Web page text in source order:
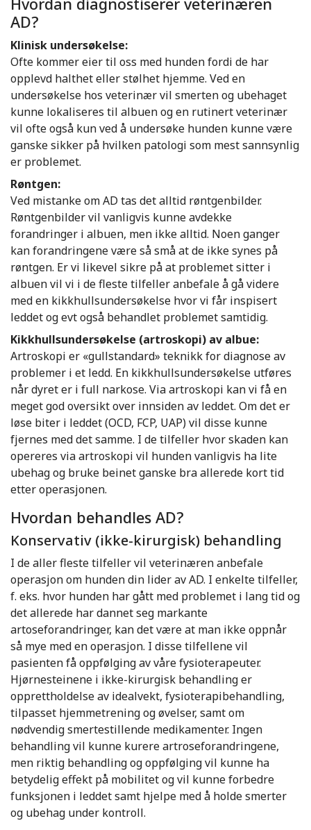
AD?
Klinisk undersøkelse:
Ofte kommer eier til oss med hunden fordi de har
opplevd halthet eller stølhet hjemme. Ved en
undersøkelse hos veterinær vil smerten og ubehaget
kunne lokaliseres til albuen og en rutinert veterinær
vil ofte også kun ved å undersøke hunden kunne være
ganske sikker på hvilken patologi som mest sannsynlig
er problemet.
Røntgen:
Ved mistanke om AD tas det alltid røntgenbilder.
Røntgenbilder vil vanligvis kunne avdekke
forandringer i albuen, men ikke alltid. Noen ganger
kan forandringene være så små at de ikke synes på
røntgen. Er vi likevel sikre på at problemet sitter i
albuen vil vi i de fleste tilfeller anbefale å gå videre
med en kikkhullsundersøkelse hvor vi får inspisert
leddet og evt også behandlet problemet samtidig.
Kikkhullsundersøkelse (artroskopi) av albue:
Artroskopi er «gullstandard» teknikk for diagnose av
problemer i et ledd. En kikkhullsundersøkelse utføres
når dyret er i full narkose. Via artroskopi kan vi få en
meget god oversikt over innsiden av leddet. Om det er
løse biter i leddet (OCD, FCP, UAP) vil disse kunne
fjernes med det samme. I de tilfeller hvor skaden kan
opereres via artroskopi vil hunden vanligvis ha lite
ubehag og bruke beinet ganske bra allerede kort tid
etter operasjonen.
Hvordan behandles AD?
Konservativ (ikke-kirurgisk) behandling
I de aller fleste tilfeller vil veterinæren anbefale
operasjon om hunden din lider av AD. I enkelte tilfeller,
f. eks. hvor hunden har gått med problemet i lang tid og
det allerede har dannet seg markante
artoseforandringer, kan det være at man ikke oppnår
så mye med en operasjon. I disse tilfellene vil
pasienten få oppfølging av våre fysioterapeuter.
Hjørnesteinene i ikke-kirurgisk behandling er
opprettholdelse av idealvekt, fysioterapibehandling,
tilpasset hjemmetrening og øvelser, samt om
nødvendig smertestillende medikamenter. Ingen
behandling vil kunne kurere artroseforandringene,
men riktig behandling og oppfølging vil kunne ha
betydelig effekt på mobilitet og vil kunne forbedre
funksjonen i leddet samt hjelpe med å holde smerter
og ubehag under kontroll.